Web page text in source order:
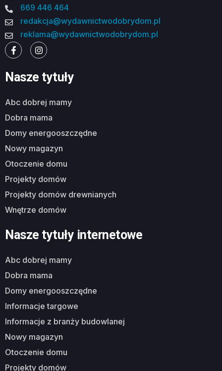
669 446 464
redakcja@wydawnictwodobrydom.pl
reklama@wydawnictwodobrydom.pl
Nasze tytuły
abc dobrej mamy
dobra mama
domy energooszczędne
nowy magazyn
otoczenie domu
projekty domów
projekty domów drewnianych
wnętrze domów
Nasze tytuły internetowe
abc dobrej mamy
dobra mama
domy energooszczędne
informacje targowe
informacje z branży budowlanej
nowy magazyn
otoczenie domu
projekty domów